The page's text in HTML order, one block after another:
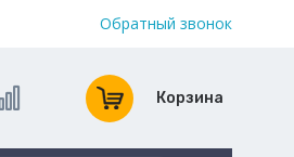
Обратный звонок
Корзина